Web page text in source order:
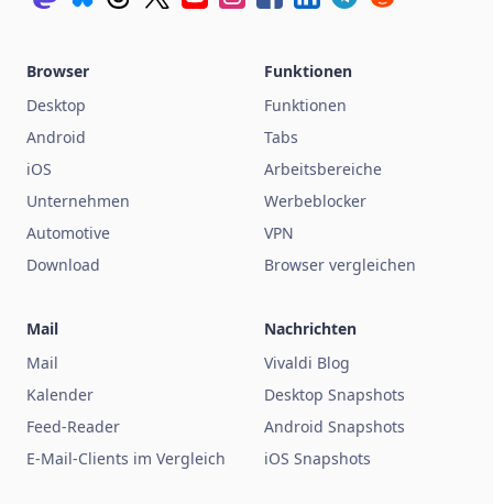
Browser
Desktop
Android
iOS
Unternehmen
Automotive
Download
Funktionen
Funktionen
Tabs
Arbeitsbereiche
Werbeblocker
VPN
Browser vergleichen
Mail
Mail
Kalender
Feed-Reader
E-Mail-Clients im Vergleich
Nachrichten
Vivaldi Blog
Desktop Snapshots
Android Snapshots
iOS Snapshots